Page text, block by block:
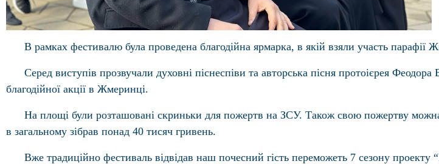
В рамках фестивалю була проведена благодійна ярмарка, в якій взяли участь парафії
Серед виступів прозвучали духовні піснеспіви та авторська пісня протоієрея
благодійної акції в Жмеринці.
На площі були розташовані скриньки для пожертв на ЗСУ. Також свою пожертву
в загальному зібрав понад 40 тисяч гривень.
Вже традиційно фестиваль відвідав наш почесний гість переможеть 7 сезону